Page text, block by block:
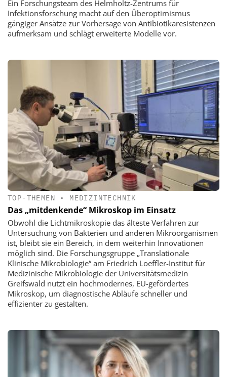
Ein Forschungsteam des Helmholtz-Zentrums für
Infektionsforschung macht auf den Überoptimismus
gängiger Ansätze zur Vorhersage von Antibiotikaresistenzen
aufmerksam und schlägt erweiterte Modelle vor.
TOP-THEMEN • MEDIZINTECHNIK
Das „mitdenkende“ Mikroskop im Einsatz
Obwohl die Lichtmikroskopie das älteste Verfahren zur
Untersuchung von Bakterien und anderen Mikroorganismen
ist, bleibt sie ein Bereich, in dem weiterhin Innovationen
möglich sind. Die Forschungsgruppe „Translationale
Klinische Mikrobiologie“ am Friedrich Loeffler-Institut für
Medizinische Mikrobiologie der Universitätsmedizin
Greifswald nutzt ein hochmodernes, EU-gefördertes
Mikroskop, um diagnostische Abläufe schneller und
effizienter zu gestalten.